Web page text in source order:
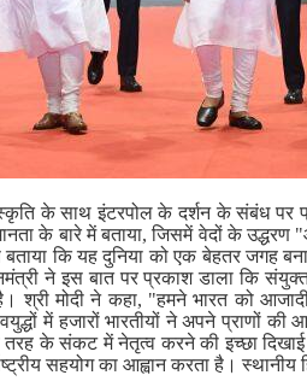
के साथ इंटरपोल के दर्शन के संबंध
के बारे में बताया, जिसमें वेदों के उद्धरण
बताया कि यह दुनिया को एक बेहतर जगह
ने इस बात पर प्रकाश डाला कि
श्री मोदी ने कहा, "हमने भारत को
में हजारों भारतीयों ने अपने प्राणों
तरह के संकट में नेतृत्व करने की इच्छा
सहयोग का आह्वान करता है। स्थानीय